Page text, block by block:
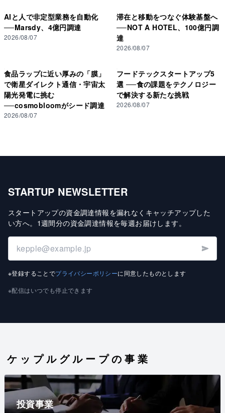
AIと人で非定型業務を自動化
──Marsdy、4億円調達
2026/08/07
滞在と移動をつなぐ体験基盤へ
──NOT A HOTEL、100億円調
達
2026/08/07
食品ラップに近い厚みの「膜」
で衛星ダイレクト通信・宇宙太
陽光発電に挑む
──cosmobloomがシード調達
2026/08/07
フードテックスタートアップ5
選 ──食の課題をテクノロジー
で解決する新たな挑戦
2026/08/07
STARTUP NEWSLETTER
スタートアップの資金調達情報を漏れなくキャッチアップした
い方へ。 1週間分の資金調達情報を毎週お届けします。
※登録することでプライバシーポリシーに同意したものとします
※配信はいつでも停止できます
ケップルグループの事業
投資事業